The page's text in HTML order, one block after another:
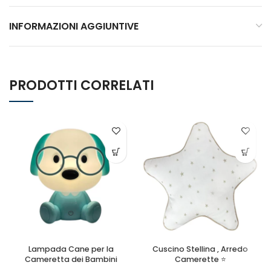
INFORMAZIONI AGGIUNTIVE
PRODOTTI CORRELATI
Lampada Cane per la
Cameretta dei Bambini
Cuscino Stellina , Arredo
Camerette ⭐